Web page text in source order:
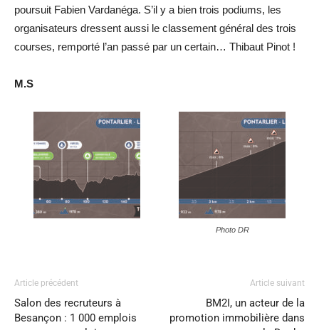
poursuit Fabien Vardanéga. S’il y a bien trois podiums, les
organisateurs dressent aussi le classement général des trois
courses, remporté l’an passé par un certain… Thibaut Pinot !
M.S
Photo DR
Article précédent
Salon des recruteurs à
Besançon : 1 000 emplois
Article suivant
BM2I, un acteur de la
promotion immobilière dans